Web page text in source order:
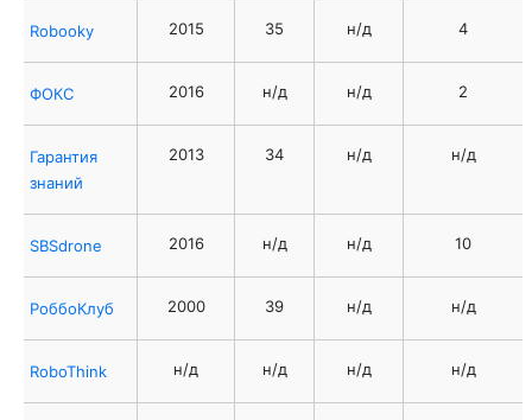
Robooky 2015 35 н/д 4
ФОКС 2016 н/д н/д 2
Гарантия
знаний
2013 34 н/д н/д
SBSdrone 2016 н/д н/д 10
РоббоКлуб 2000 39 н/д н/д
RoboThink н/д н/д н/д н/д